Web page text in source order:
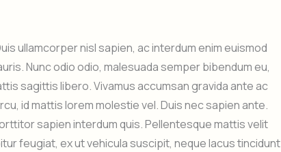
ullamcorper nisl sapien, ac interdum enim euismod
Nunc odio odio, malesuada semper bibendum eu,
sagittis libero. Vivamus accumsan gravida ante ac
id mattis lorem molestie vel. Duis nec sapien ante.
sapien interdum quis. Pellentesque mattis velit
feugiat, ex ut vehicula suscipit, neque lacus tincidunt